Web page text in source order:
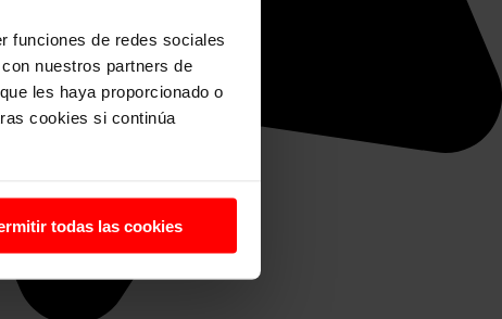
funciones de redes sociales
nuestros partners de
les haya proporcionado o
cookies si continúa
todas las cookies